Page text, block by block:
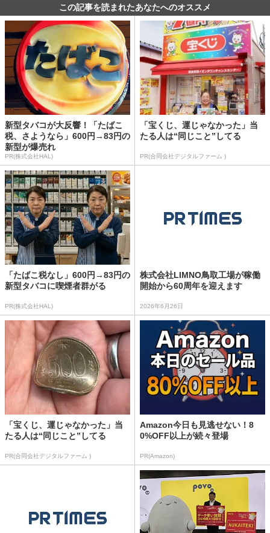
この記事を読まれたあなたへのオススメ
新型タバコが大反響！「たばこ
税、さようなら」600円→83円の
新型が爆売れ
PR(株式会社HAL)
「宝くじ、運じゃなかった」当
たる人は“同じこと”してる
PR(合同会社デジタルファーム )
「たばこ税なし」600円→83円の
新型タバコに喫煙者群がる
PR(株式会社HAL)
株式会社LIMNO鳥取工場が稼働
開始から60周年を迎えます
2026年6月26日
「宝くじ、運じゃなかった」当
たる人は“同じこと”してる
PR(合同会社デジタルファーム )
Amazon今日も見逃せない！8
0%OFF以上が続々登場
PR(Amazon)